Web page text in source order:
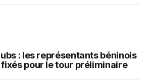
: les représentants béninois
pour le tour préliminaire